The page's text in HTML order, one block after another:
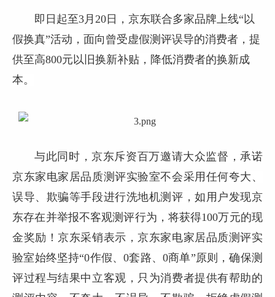
即日起至3月20日，京东联合多家品牌上线“以
假换真”活动，面向曾受虚假测评误导的消费者，提
供至高800元以旧换新补贴，降低消费者的换新成
本。
与此同时，京东斥资百万邀请大众监督，承诺
京东家电家居品质测评实验室不会采用任何夸大、
误导、欺骗等手段进行洗地机测评，如用户发现京
东存在并举报不客观测评行为，将获得100万元的现
金奖励！京东采销表示，京东家电家居品质测评实
验室始终坚持“0作假、0套路、0商单”原则，确保测
评过程与结果中立客观，只为消费者提供有帮助的